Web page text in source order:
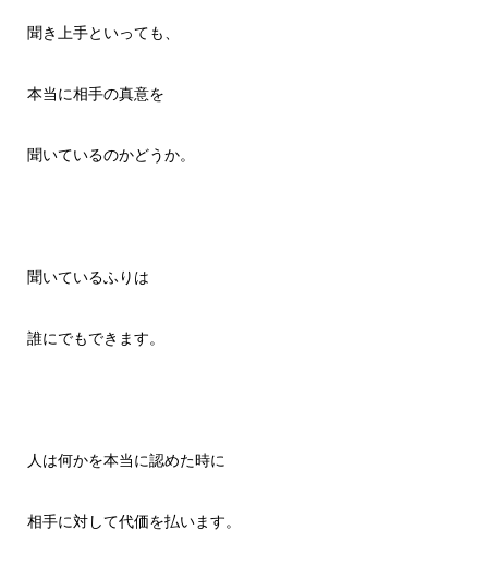
聞き上手といっても、
本当に相手の真意を
聞いているのかどうか。
聞いているふりは
誰にでもできます。
人は何かを本当に認めた時に
相手に対して代価を払います。